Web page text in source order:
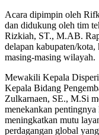
Acara dipimpin oleh
dan didukung oleh tim
Rizkiah, ST., M.AB.
delapan kabupaten/
masing-masing wilayah.
Mewakili Kepala
Kepala Bidang
Zulkarnaen, SE., M.Si
menekankan
meningkatkan mutu
perdagangan global